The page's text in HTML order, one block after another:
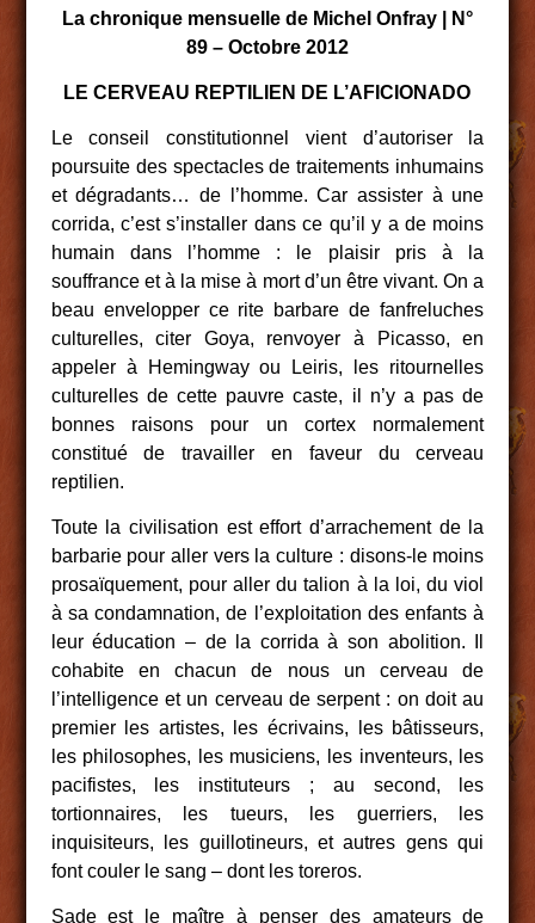
La chronique mensuelle de Michel Onfray | N°
89 – Octobre 2012
LE CERVEAU REPTILIEN DE L’AFICIONADO
Le conseil constitutionnel vient d’autoriser la
poursuite des spectacles de traitements inhumains
et dégradants… de l’homme. Car assister à une
corrida, c’est s’installer dans ce qu’il y a de moins
humain dans l’homme : le plaisir pris à la
souffrance et à la mise à mort d’un être vivant. On a
beau envelopper ce rite barbare de fanfreluches
culturelles, citer Goya, renvoyer à Picasso, en
appeler à Hemingway ou Leiris, les ritournelles
culturelles de cette pauvre caste, il n’y a pas de
bonnes raisons pour un cortex normalement
constitué de travailler en faveur du cerveau
reptilien.
Toute la civilisation est effort d’arrachement de la
barbarie pour aller vers la culture : disons-le moins
prosaïquement, pour aller du talion à la loi, du viol
à sa condamnation, de l’exploitation des enfants à
leur éducation – de la corrida à son abolition. Il
cohabite en chacun de nous un cerveau de
l’intelligence et un cerveau de serpent : on doit au
premier les artistes, les écrivains, les bâtisseurs,
les philosophes, les musiciens, les inventeurs, les
pacifistes, les instituteurs ; au second, les
tortionnaires, les tueurs, les guerriers, les
inquisiteurs, les guillotineurs, et autres gens qui
font couler le sang – dont les toreros.
Sade est le maître à penser des amateurs de